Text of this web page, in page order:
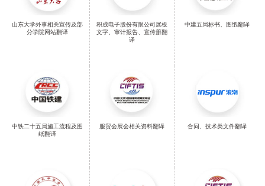
山东大学外事相关宣传及部
分学院网站翻译
积成电子股份有限公司展板
文字、审计报告、宣传册翻
译
中建五局标书、图纸翻译
中铁二十五局施工流程及图
纸翻译
服贸会展会相关资料翻译 合同、技术类文件翻译